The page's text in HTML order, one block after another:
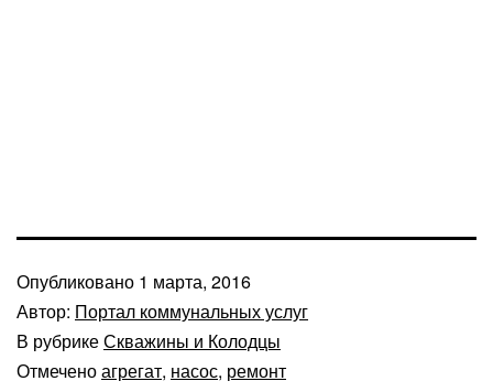
Опубликовано 1 марта, 2016
Автор: Портал коммунальных услуг
В рубрикеСкважины и Колодцы
Отмеченоагрегат, насос, ремонт